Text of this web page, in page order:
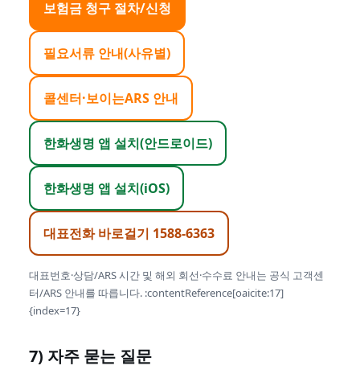
보험금 청구 절차/신청
필요서류 안내(사유별)
콜센터·보이는ARS 안내
한화생명 앱 설치(안드로이드)
한화생명 앱 설치(iOS)
대표전화 바로걸기 1588-6363
대표번호·상담/ARS 시간 및 해외 회선·수수료 안내는 공식 고객센
터/ARS 안내를 따릅니다. :contentReference[oaicite:17]
{index=17}
7) 자주 묻는 질문